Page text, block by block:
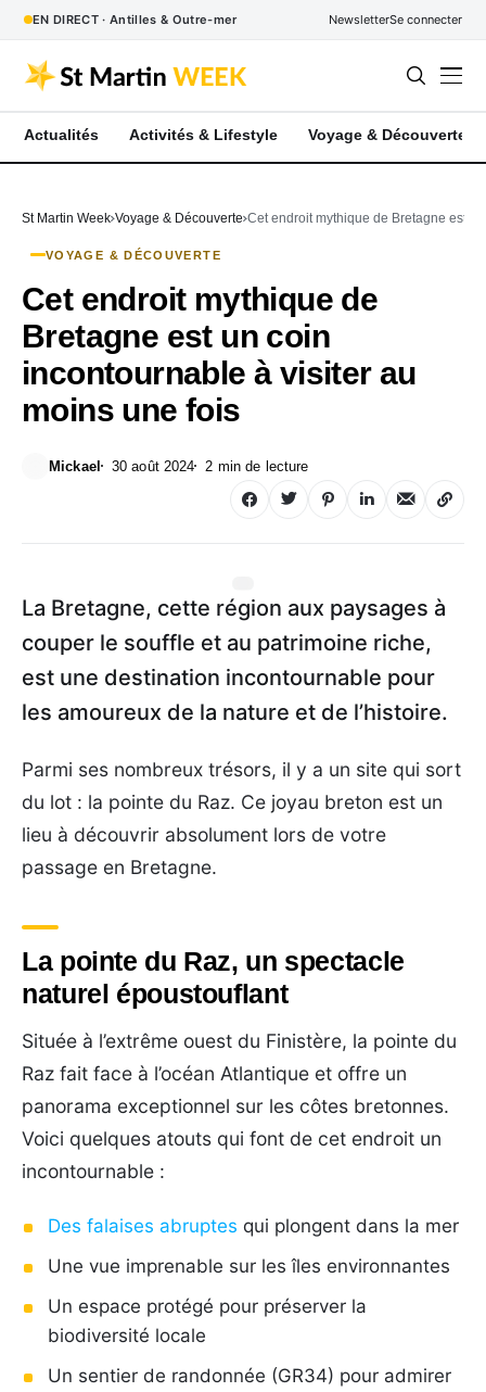
EN DIRECT · Antilles & Outre-mer NewsletterSe connecter
Actualités Activités & Lifestyle Voyage & Découverte
St Martin Week Voyage & Découverte Cet endroit mythique de Bretagne est
VOYAGE & DÉCOUVERTE
Cet endroit mythique de
Bretagne est un coin
incontournable à visiter au
moins une fois
Mickael 30 août 2024 2 min de lecture
La Bretagne, cette région aux paysages à
couper le souffle et au patrimoine riche,
est une destination incontournable pour
les amoureux de la nature et de l’histoire.
Parmi ses nombreux trésors, il y a un site qui sort
du lot : la pointe du Raz. Ce joyau breton est un
lieu à découvrir absolument lors de votre
passage en Bretagne.
La pointe du Raz, un spectacle
naturel époustouflant
Située à l’extrême ouest du Finistère, la pointe du
Raz fait face à l’océan Atlantique et offre un
panorama exceptionnel sur les côtes bretonnes.
Voici quelques atouts qui font de cet endroit un
incontournable :
Des falaises abruptes qui plongent dans la mer
Une vue imprenable sur les îles environnantes
Un espace protégé pour préserver la
biodiversité locale
Un sentier de randonnée (GR34) pour admirer